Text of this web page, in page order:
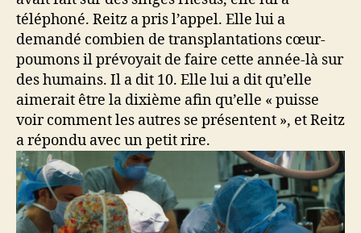
téléphoné. Reitz a pris l’appel. Elle lui a
demandé combien de transplantations cœur-
poumons il prévoyait de faire cette année-là sur
des humains. Il a dit 10. Elle lui a dit qu’elle
aimerait être la dixième afin qu’elle « puisse
voir comment les autres se présentent », et Reitz
a répondu avec un petit rire.